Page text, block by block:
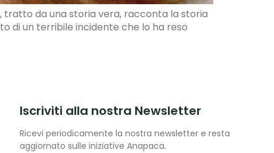
tratto da una storia vera, racconta la storia
di un terribile incidente che lo ha reso
Iscriviti alla nostra Newsletter
Ricevi periodicamente la nostra newsletter e resta
aggiornato sulle iniziative Anapaca.